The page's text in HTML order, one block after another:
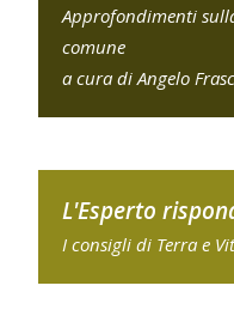
Approfondimenti
comune
a cura di Angelo
L'Esperto
I consigli di Terra e